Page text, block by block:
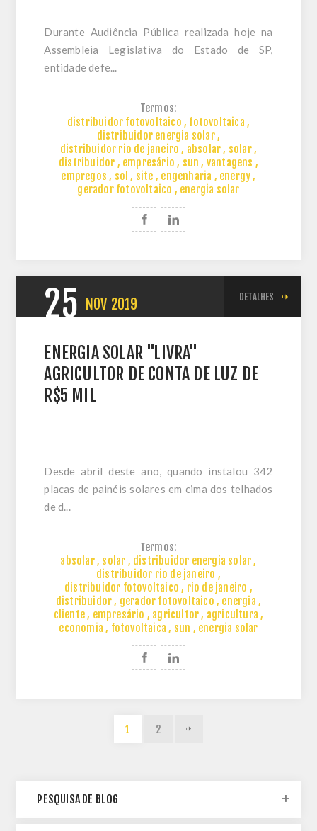
Durante Audiência Pública realizada hoje na
Assembleia Legislativa do Estado de SP,
entidade defe...
Termos:
distribuidor fotovoltaico , fotovoltaica ,
distribuidor energia solar,
distribuidor rio de janeiro , absolar, solar,
distribuidor , empresário , sun , vantagens ,
empregos , sol , site , engenharia , energy,
gerador fotovoltaico , energia solar
25 NOV 2019 DETALHES
ENERGIA SOLAR "LIVRA"
AGRICULTOR DE CONTA DE LUZ DE
R$5 MIL
Desde abril deste ano, quando instalou 342
placas de painéis solares em cima dos telhados
de d...
Termos:
absolar, solar , distribuidor energia solar,
distribuidor rio de janeiro ,
distribuidor fotovoltaico , rio de janeiro ,
distribuidor, gerador fotovoltaico , energia ,
cliente, empresário , agricultor, agricultura ,
economia , fotovoltaica , sun , energia solar
1 2
PESQUISA DE BLOG